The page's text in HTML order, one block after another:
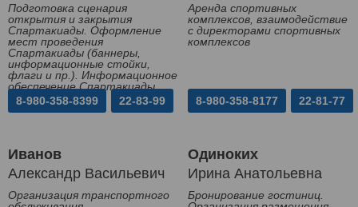
Подготовка сценария
открытия и закрытия
Спартакиады. Оформление
мест проведения
Спартакиады (баннеры,
информационные стойки,
флаги и пр.). Информационное
обеспечение Спартакиады
8-980-358-8399
22-83-99
Аренда спортивных
комплексов, взаимодействие
с директорами спортивных
комплексов
8-980-358-8177 22-81-77
Иванов
Александр Васильевич
Организация транспортного
Одиноких
Ирина Анатольевна
Бронирование гостиниц.